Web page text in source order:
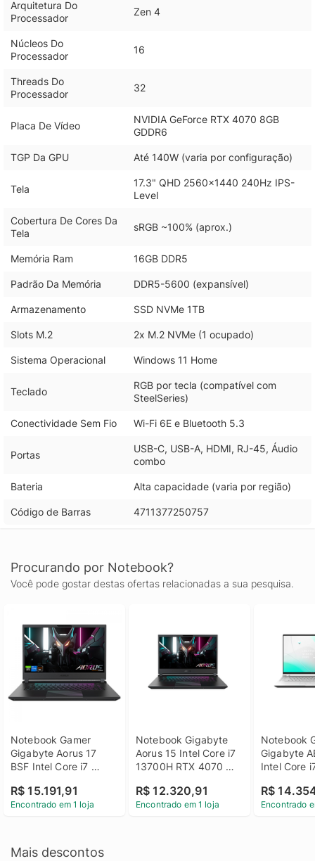
Arquitetura Do
Processador
Zen 4
Núcleos Do
Processador
16
Threads Do
Processador
32
Placa De Vídeo
NVIDIA GeForce RTX 4070 8GB
GDDR6
TGP Da GPU Até 140W (varia por configuração)
Tela
17.3" QHD 2560x1440 240Hz IPS-
Level
Cobertura De Cores Da
Tela
sRGB ~100% (aprox.)
Memória Ram 16GB DDR5
Padrão Da Memória DDR5-5600 (expansível)
Armazenamento SSD NVMe 1TB
Slots M.2 2x M.2 NVMe (1 ocupado)
Sistema Operacional Windows 11 Home
Teclado
RGB por tecla (compatível com
SteelSeries)
Conectividade Sem Fio Wi-Fi 6E e Bluetooth 5.3
Portas
USB-C, USB-A, HDMI, RJ-45, Áudio
combo
Bateria Alta capacidade (varia por região)
Código de Barras 4711377250757
Procurando por Notebook?
Você pode gostar destas ofertas relacionadas a sua pesquisa.
Notebook Gamer
Gigabyte Aorus 17
BSF Intel Core i7
16GB DDR5 17,3"
QHD RTX 4070 8GB
R$ 15.191,91
Encontrado em 1 loja
Notebook Gigabyte
Aorus 15 Intel Core i7
13700H RTX 4070
1TB Win 11
R$ 12.320,91
Encontrado em 1 loja
Notebook
Gigabyte
Intel Core
GeForce
Win 11
R$
Encontrado
Mais descontos